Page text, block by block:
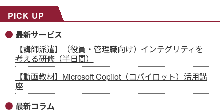
PICK UP
最新サービス
【講師派遣】（役員・管理職向け）インテグリティを
考える研修（半日間）
【動画教材】Microsoft Copilot（コパイロット）活用講
座
最新コラム